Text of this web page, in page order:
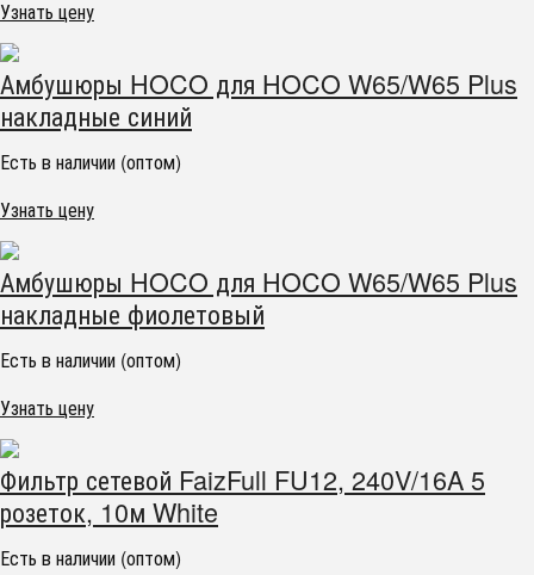
Узнать цену
Амбушюры HOCO для HOCO W65/W65 Plus
накладные синий
Есть в наличии (оптом)
Узнать цену
Амбушюры HOCO для HOCO W65/W65 Plus
накладные фиолетовый
Есть в наличии (оптом)
Узнать цену
Фильтр сетевой FaizFull FU12, 240V/16A 5
розеток, 10м White
Есть в наличии (оптом)